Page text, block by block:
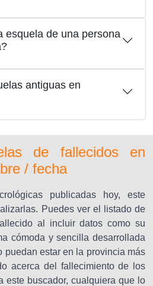
esquela de una persona
antiguas en
de fallecidos en
/ fecha
publicadas hoy, este
Puedes ver el listado de
al incluir datos como su
cómoda y sencilla desarrollada
puedan estar en la provincia más
acerca del fallecimiento de los
este buscador, cualquiera que lo